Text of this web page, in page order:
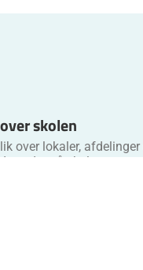
skolen
over lokaler, afdelinger
på skolen.